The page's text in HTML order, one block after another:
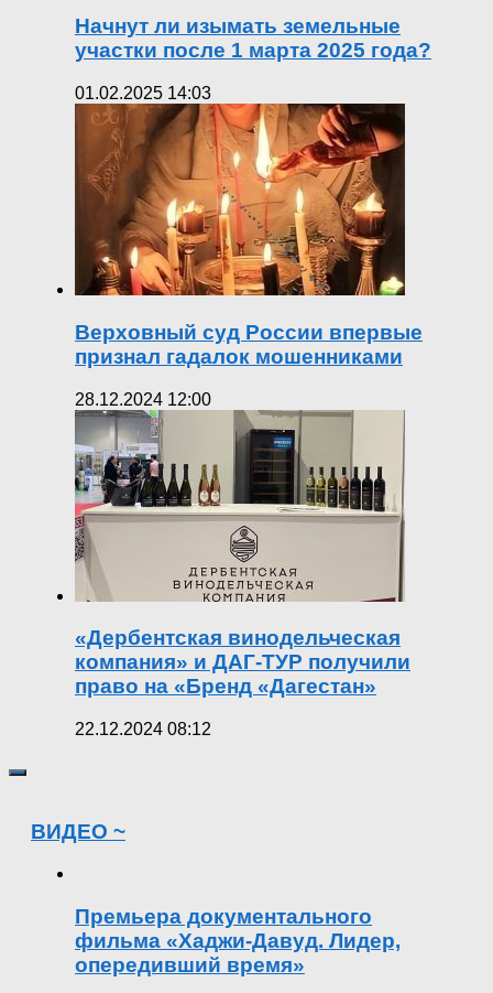
Начнут ли изымать земельные
участки после 1 марта 2025 года?
01.02.2025 14:03
Верховный суд России впервые
признал гадалок мошенниками
28.12.2024 12:00
«Дербентская винодельческая
компания» и ДАГ-ТУР получили
право на «Бренд «Дагестан»
22.12.2024 08:12
ВИДЕО ~
Премьера документального
фильма «Хаджи-Давуд. Лидер,
опередивший время»